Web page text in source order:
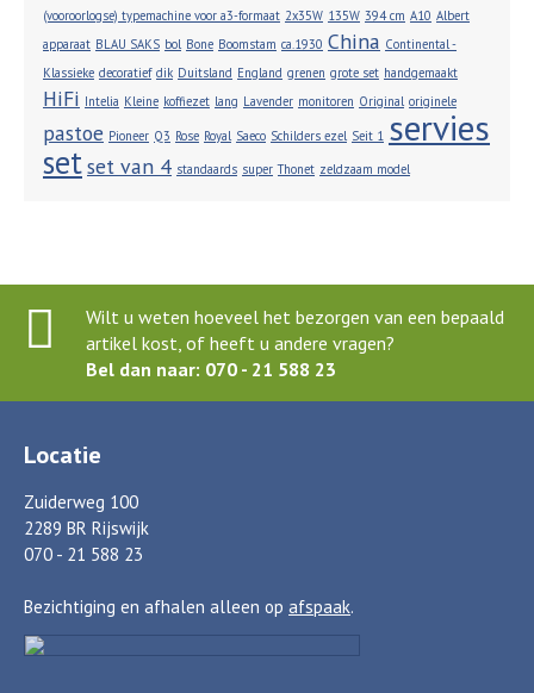
(vooroorlogse) typemachine voor a3-formaat 2x35W 135W 394 cm A10 Albert
apparaat BLAU SAKS bol Bone Boomstam ca.1930 China Continental -
Klassieke decoratief dik Duitsland England grenen grote set handgemaakt
HiFi Intelia Kleine koffiezet lang Lavender monitoren Original originele
pastoe Pioneer Q3 Rose Royal Saeco Schilders ezel Seit 1 servies
setset van 4 standaards super Thonet zeldzaam model
Wilt u weten hoeveel het bezorgen van een bepaald
artikel kost, of heeft u andere vragen?
Bel dan naar: 070 - 21 588 23
Locatie
Zuiderweg 100
2289 BR Rijswijk
070 - 21 588 23
Bezichtiging en afhalen alleen op afspaak.